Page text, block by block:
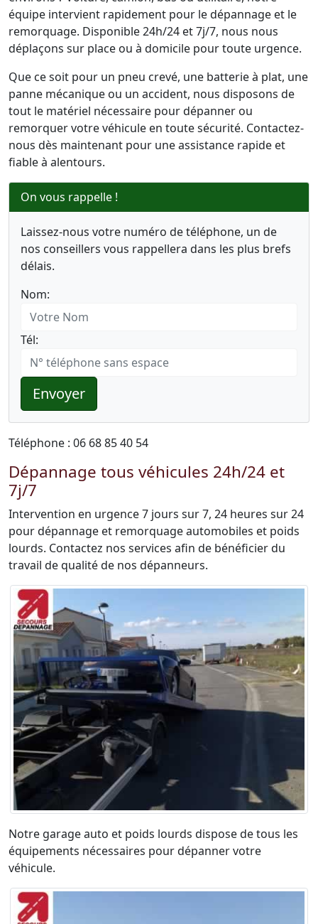
équipe intervient rapidement pour le dépannage et le
remorquage. Disponible 24h/24 et 7j/7, nous nous
déplaçons sur place ou à domicile pour toute urgence.
Que ce soit pour un pneu crevé, une batterie à plat, une
panne mécanique ou un accident, nous disposons de
tout le matériel nécessaire pour dépanner ou
remorquer votre véhicule en toute sécurité. Contactez-
nous dès maintenant pour une assistance rapide et
fiable à alentours.
On vous rappelle !
Laissez-nous votre numéro de téléphone, un de
nos conseillers vous rappellera dans les plus brefs
délais.
Nom:
Tél:
Envoyer
Téléphone : 06 68 85 40 54
Dépannage tous véhicules 24h/24 et
7j/7
Intervention en urgence 7 jours sur 7, 24 heures sur 24
pour dépannage et remorquage automobiles et poids
lourds. Contactez nos services afin de bénéficier du
travail de qualité de nos dépanneurs.
Notre garage auto et poids lourds dispose de tous les
équipements nécessaires pour dépanner votre
véhicule.